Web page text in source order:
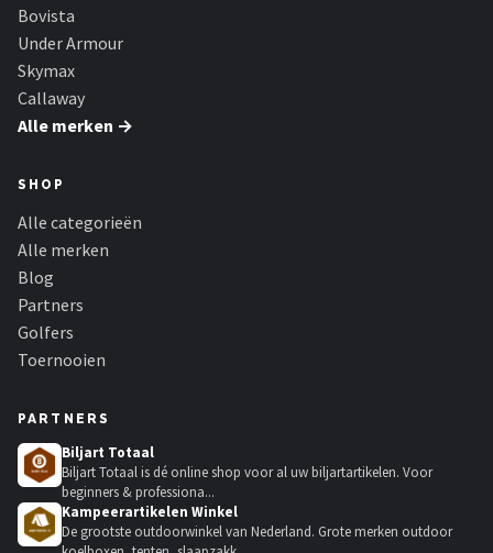
Bovista
Under Armour
Skymax
Callaway
Alle merken →
SHOP
Alle categorieën
Alle merken
Blog
Partners
Golfers
Toernooien
PARTNERS
Biljart Totaal
Biljart Totaal is dé online shop voor al uw biljartartikelen. Voor
beginners & professiona...
Kampeerartikelen Winkel
De grootste outdoorwinkel van Nederland. Grote merken outdoor